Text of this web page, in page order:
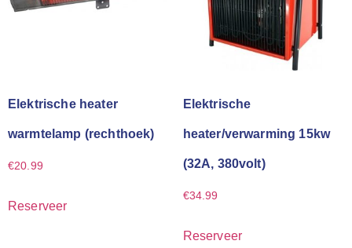
Elektrische heater
warmtelamp (rechthoek)
€20.99
Reserveer
Elektrische
heater/verwarming 15kw
(32A, 380volt)
€34.99
Reserveer